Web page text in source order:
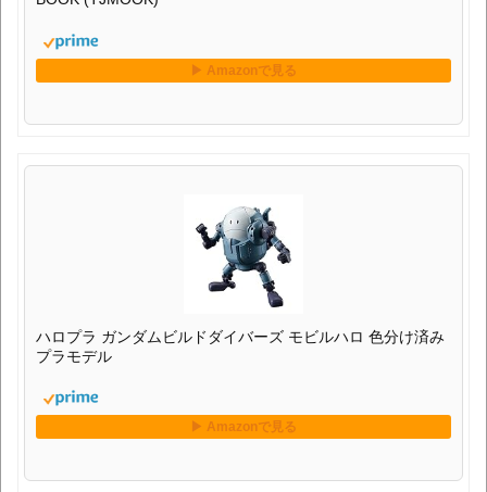
ハロプラ ガンダムビルドダイバーズ モビルハロ 色分け済み
プラモデル